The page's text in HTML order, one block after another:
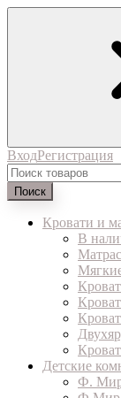
ВходРегистрация
Поиск
Кровати и
В
Детские
Ф.